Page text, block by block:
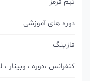
تیم قرمز
دوره های آموزشی
فازینگ
کنفرانس ،دوره ، وبینار ، لایو ، CTF